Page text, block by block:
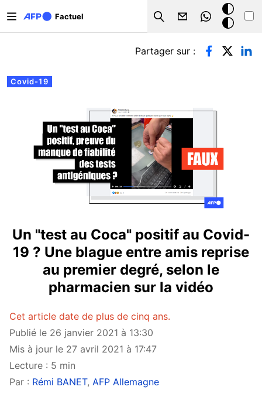
Factuel
Search
Mode
sombre
Onglets principaux
Covid-19
Partager sur :
Un "test au Coca" positif au Covid-
19 ? Une blague entre amis reprise
au premier degré, selon le
pharmacien sur la vidéo
Cet article date de plus de cinq ans.
Publié le 26 janvier 2021 à 13:30
Mis à jour le 27 avril 2021 à 17:47
Lecture : 5 min
Par : Rémi BANET, AFP Allemagne